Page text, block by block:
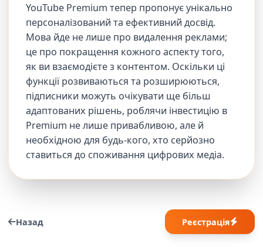
YouTube Premium тепер пропонує унікально
персоналізований та ефективний досвід.
Мова йде не лише про видалення реклами;
це про покращення кожного аспекту того,
як ви взаємодієте з контентом. Оскільки ці
функції розвиваються та розширюються,
підписники можуть очікувати ще більш
адаптованих рішень, роблячи інвестицію в
Premium не лише привабливою, але й
необхідною для будь-кого, хто серйозно
ставиться до споживання цифрових медіа.
Назад Реєстрація